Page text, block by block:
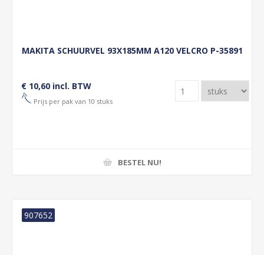
MAKITA SCHUURVEL 93X185MM A120 VELCRO P-35891
€ 10,60 incl. BTW
Prijs per pak van 10 stuks
BESTEL NU!
907652